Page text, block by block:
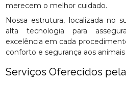
merecem o melhor cuidado.
Nossa estrutura, localizada no
alta tecnologia para
excelência em cada
conforto e segurança aos
Serviços Oferecidos